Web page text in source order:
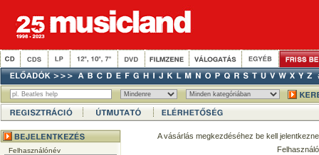
Felhasználónév
A vásárlás megkezdéséhez be kell